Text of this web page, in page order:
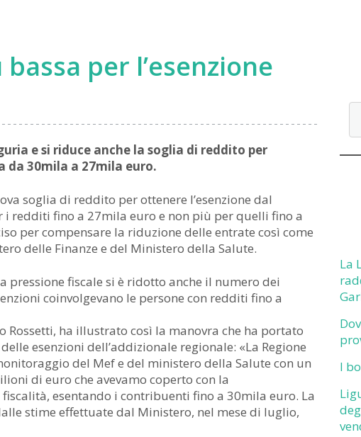
per l’esenzione
e si riduce anche la soglia di reddito per
da 30mila a 27mila euro.
soglia di reddito per ottenere l’esenzione dal
i redditi fino a 27mila euro e non più per quelli fino a
per compensare la riduzione delle entrate così come
delle Finanze e del Ministero della Salute.
fiscale si è ridotto anche il numero dei
coinvolgevano le persone con redditi fino a
Rossetti, ha illustrato così la manovra che ha portato
esenzioni dell’addizionale regionale: «La Regione
del Mef e del ministero della Salute con un
di euro che avevamo coperto con la
esentando i contribuenti fino a 30mila euro. La
stime effettuate dal Ministero, nel mese di luglio,
La
I